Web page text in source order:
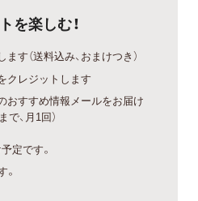
を楽しむ！
す（送料込み、おまけつき）
クレジットします
おすすめ情報メールをお届け
で、月1回）
定です。